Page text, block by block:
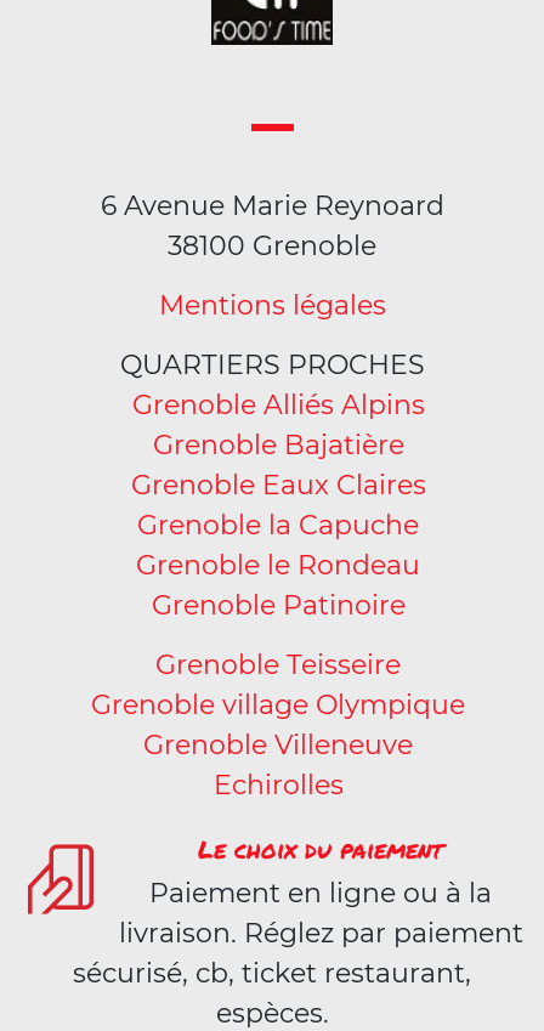
6 Avenue Marie Reynoard
38100 Grenoble
Mentions légales
QUARTIERS PROCHES
Grenoble Alliés Alpins
Grenoble Bajatière
Grenoble Eaux Claires
Grenoble la Capuche
Grenoble le Rondeau
Grenoble Patinoire
Grenoble Teisseire
Grenoble village Olympique
Grenoble Villeneuve
Echirolles
Le choix du paiement
Paiement en ligne ou à la
livraison. Réglez par paiement
sécurisé, cb, ticket restaurant,
espèces.